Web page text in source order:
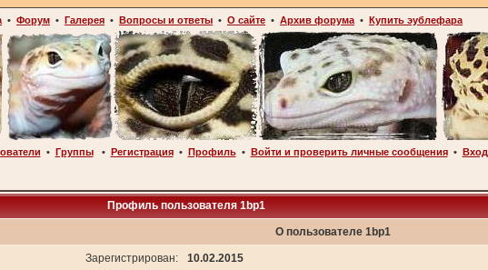
• Форум • Галерея • Вопросы и ответы • О сайте • Архив форума • Купить эублефара
• Группы• Регистрация• Профиль• Войти и проверить личные сообщения• Вход
Профиль пользователя 1bp1
О пользователе 1bp1
Зарегистрирован:
10.02.2015